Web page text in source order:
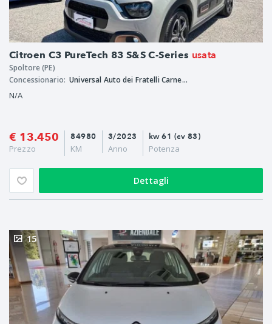
Citroen C3 PureTech 83 S&S C-Series usata
Spoltore (PE)
Concessionario:
Universal Auto dei Fratelli Carnevale S.r.l.s.
N/A
€ 13.450
Prezzo
3/2023
Anno
84980
KM
kw 61 (cv 83)
Potenza
Dettagli
15